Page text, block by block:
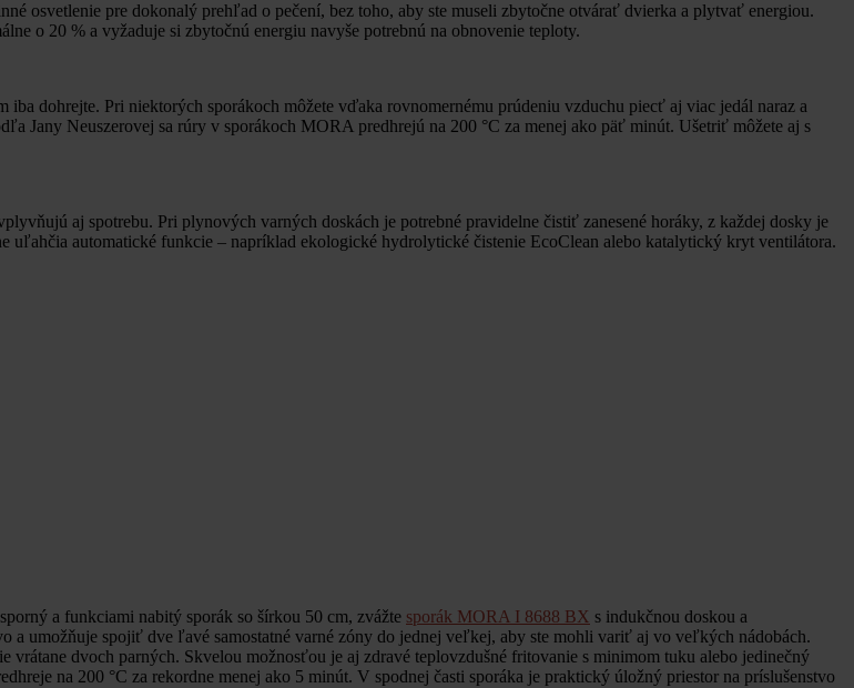
osvetlenie pre dokonalý prehľad o pečení, bez toho, aby ste museli zbytočne otvárať dvierka a plytvať energiou.
o 20 % a vyžaduje si zbytočnú energiu navyše potrebnú na obnovenie teploty.
dohrejte. Pri niektorých sporákoch môžete vďaka rovnomernému prúdeniu vzduchu piecť aj viac jedál naraz a
Jany Neuszerovej sa rúry v sporákoch MORA predhrejú na 200 °C za menej ako päť minút. Ušetriť môžete aj s
aj spotrebu. Pri plynových varných doskách je potrebné pravidelne čistiť zanesené horáky, z každej dosky je
uľahčia automatické funkcie – napríklad ekologické hydrolytické čistenie EcoClean alebo katalytický kryt ventilátora.
a funkciami nabitý sporák so šírkou 50 cm, zvážte sporák MORA I 8688 BX s indukčnou doskou a
umožňuje spojiť dve ľavé samostatné varné zóny do jednej veľkej, aby ste mohli variť aj vo veľkých nádobách.
vrátane dvoch parných. Skvelou možnosťou je aj zdravé teplovzdušné fritovanie s minimom tuku alebo jedinečný
na 200 °C za rekordne menej ako 5 minút. V spodnej časti sporáka je praktický úložný priestor na príslušenstvo